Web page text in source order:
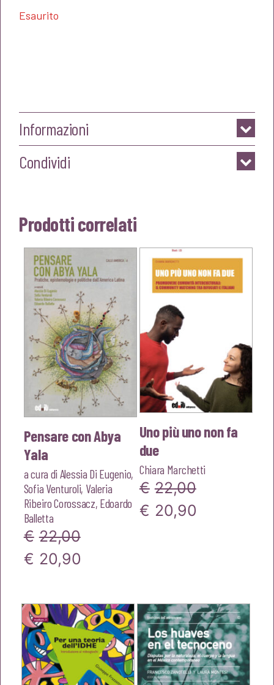
Esaurito
Informazioni
Condividi
Prodotti correlati
Pensare con Abya
Yala
a cura di Alessia Di Eugenio,
Sofia Venturoli, Valeria
Ribeiro Corossacz, Edoardo
Balletta
€ 22,00
Il
originale
era:
€22,00.
€ 20,90
attuale
è:
€20,90.
Uno più uno non fa
due
Chiara Marchetti
€ 22,00
Il
€22,00.
€ 20,90
€20,90.